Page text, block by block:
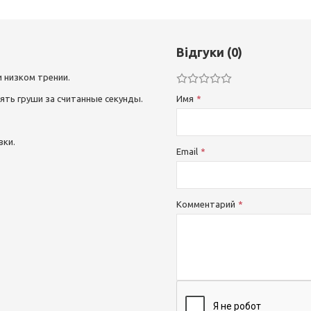
низком трении.
груши за считанные секунды.
Відгуки (0)
Имя
Email
Комментарий